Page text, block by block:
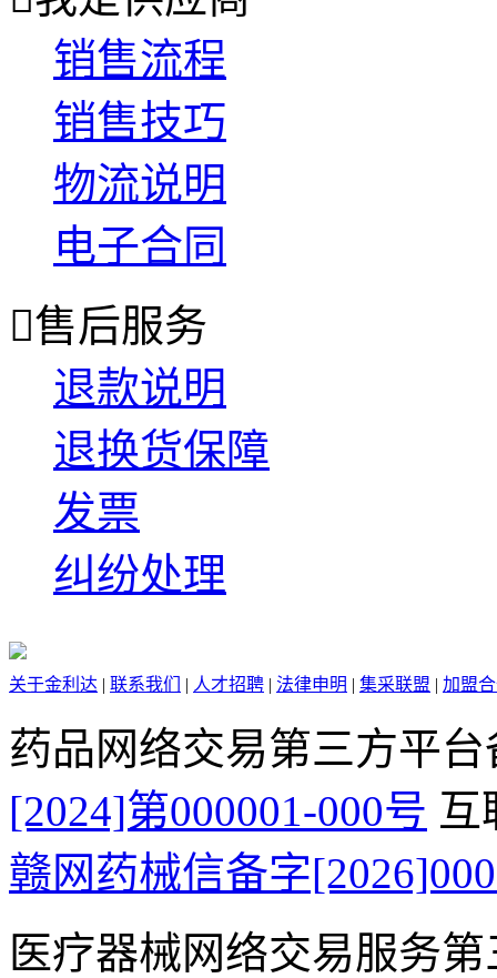
销售流程
销售技巧
物流说明
电子合同
售后服务
退款说明
退换货保障
发票
纠纷处理
关于金利达 | 联系我们 | 人才招聘 | 法律申明 | 集采联盟 | 加盟
药品网络交易第三方平
[2024]第000001-000号 互
赣网药械信备字
医疗器械网络交易服务